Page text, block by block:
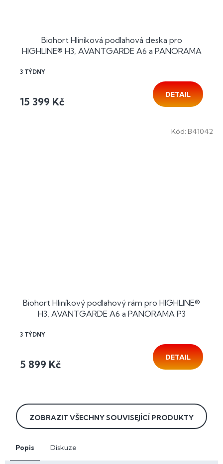
Biohort Hliníková podlahová deska pro
HIGHLINE® H3, AVANTGARDE A6 a PANORAMA
3 TÝDNY
15 399 Kč
DETAIL
Biohort Hliníkový podlahový rám pro HIGHLINE®
H3, AVANTGARDE A6 a PANORAMA P3
3 TÝDNY
5 899 Kč
DETAIL
Kód: B41042
ZOBRAZIT VŠECHNY SOUVISEJÍCÍ PRODUKTY
Popis Diskuze